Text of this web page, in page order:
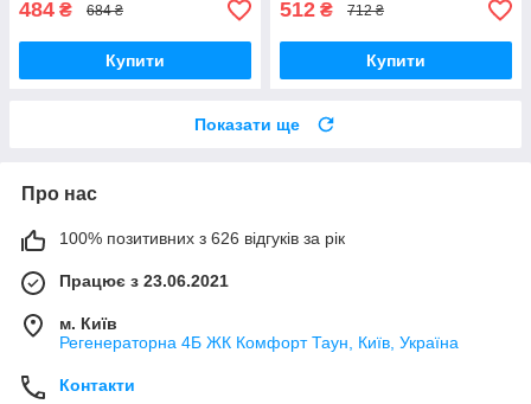
484 ₴ 684 ₴
Купити
512 ₴ 712 ₴
Купити
Показати ще
Про нас
100% позитивних з 626 відгуків за рік
Працює з 23.06.2021
м. Київ
Регенераторна 4Б ЖК Комфорт Таун, Київ, Україна
Контакти